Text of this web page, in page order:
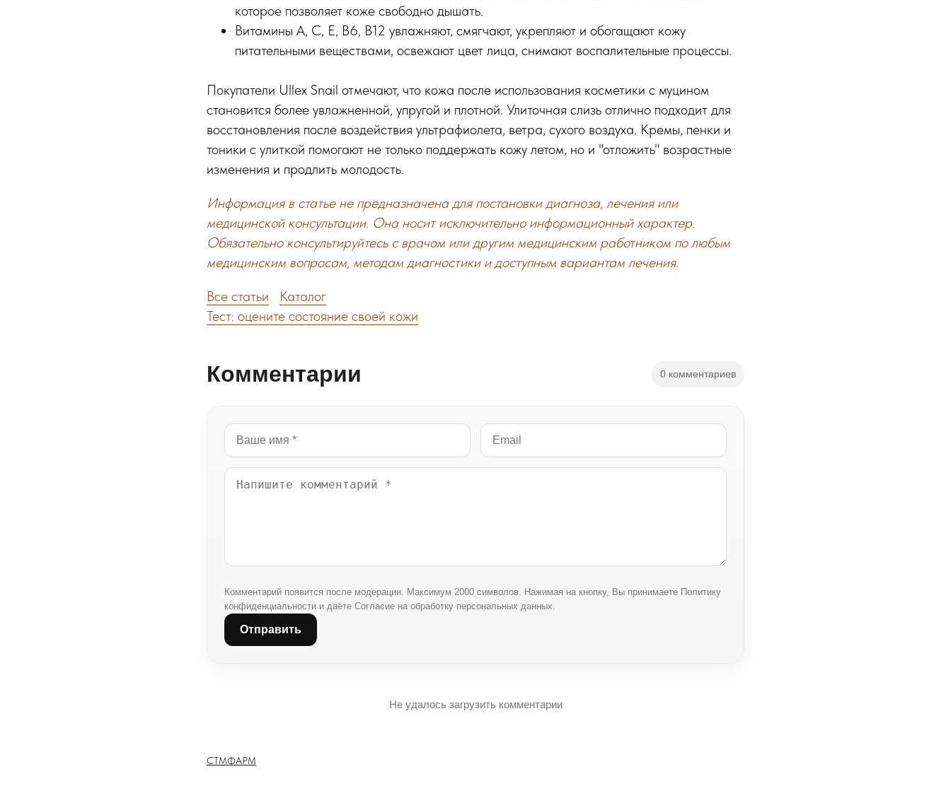
которое позволяет коже свободно дышать.
Витамины A, C, E, B6, B12 увлажняют, смягчают, укрепляют и обогащают кожу
питательными веществами, освежают цвет лица, снимают воспалительные процессы.
Покупатели Ullex Snail отмечают, что кожа после использования косметики с муцином
становится более увлажненной, упругой и плотной. Улиточная слизь отлично подходит для
восстановления после воздействия ультрафиолета, ветра, сухого воздуха. Кремы, пенки и
тоники с улиткой помогают не только поддержать кожу летом, но и "отложить" возрастные
изменения и продлить молодость.
Информация в статье не предназначена для постановки диагноза, лечения или
медицинской консультации. Она носит исключительно информационный характер.
Обязательно консультируйтесь с врачом или другим медицинским работником по любым
медицинским вопросам, методам диагностики и доступным вариантам лечения.
Все статьи
Каталог
Тест: оцените состояние своей кожи
Комментарии 0 комментариев
Комментарий появится после модерации. Максимум 2000 символов. Нажимая на кнопку, Вы принимаете Политику
конфиденциальности и даёте Согласие на обработку персональных данных.
Отправить
Не удалось загрузить комментарии
СТМФАРМ